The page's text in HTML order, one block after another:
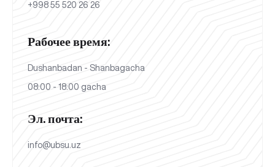
+998 55 520 26 26
Рабочее время:
Dushanbadan - Shanbagacha
08:00 - 18:00 gacha
Эл. почта:
info@ubsu.uz